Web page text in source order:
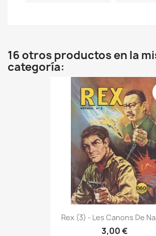
16 otros productos en la
categoría:
Rex (3) - Les Canons De
3,00 €